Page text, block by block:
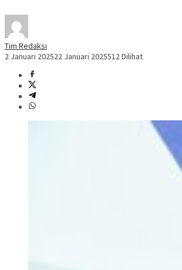
Tim Redaksi
2 Januari 202522 Januari 2025512 Dilihat